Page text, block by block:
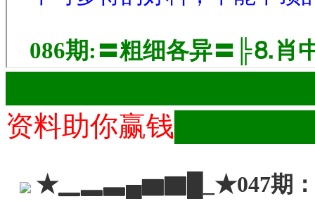
资料助你赢钱
★▁▂▃▄▆▇█_★047期：风